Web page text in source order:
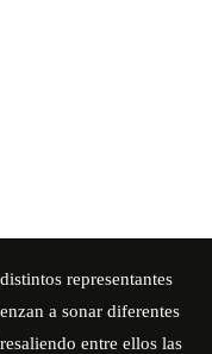
representantes
a sonar diferentes
entre ellos las